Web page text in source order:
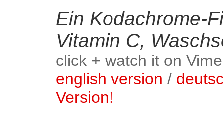
Ein Kodachrome-
Vitamin C,
click + watch it on
english version /
Version!